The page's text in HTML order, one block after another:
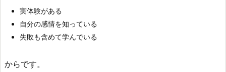
実体験がある
自分の感情を知っている
失敗も含めて学んでいる
からです。